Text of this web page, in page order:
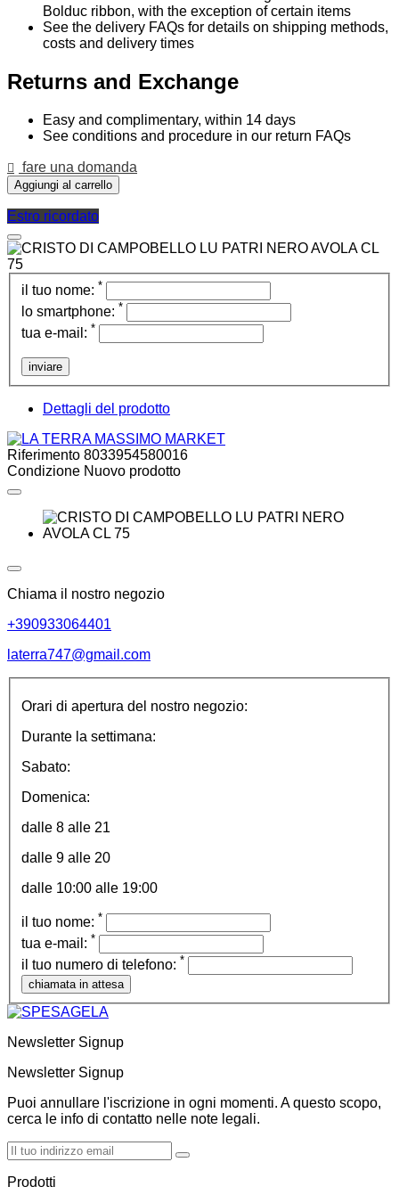
Bolduc ribbon, with the exception of certain items
See the delivery FAQs for details on shipping methods,
costs and delivery times
Returns and Exchange
Easy and complimentary, within 14 days
See conditions and procedure in our return FAQs
fare una domanda
Aggiungi al carrello
Estro ricordato
il tuo nome: *
lo smartphone: *
tua e-mail: *
inviare
Dettagli del prodotto
Riferimento 8033954580016
Condizione Nuovo prodotto
Chiama il nostro negozio
+390933064401
laterra747@gmail.com
Orari di apertura del nostro negozio:
Durante la settimana:
Sabato:
Domenica:
dalle 8 alle 21
dalle 9 alle 20
dalle 10:00 alle 19:00
il tuo nome: *
tua e-mail: *
il tuo numero di telefono: *
Newsletter Signup
Newsletter Signup
Puoi annullare l'iscrizione in ogni momenti. A questo scopo,
cerca le info di contatto nelle note legali.
Prodotti